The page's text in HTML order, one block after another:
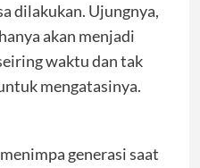
dilakukan. Ujungnya,
akan menjadi
waktu dan tak
mengatasinya.
generasi saat